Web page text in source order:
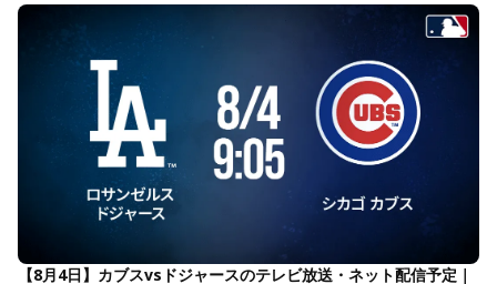
【8月4日】カブスvsドジャースのテレビ放送・ネット配信予定｜